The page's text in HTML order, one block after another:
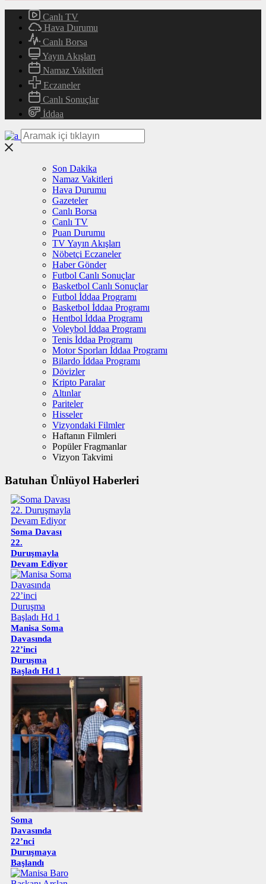
Canlı TV
Hava Durumu
Canlı Borsa
Yayın Akışları
Namaz Vakitleri
Eczaneler
Canlı Sonuçlar
İddaa
Son Dakika
Namaz Vakitleri
Hava Durumu
Gazeteler
Canlı Borsa
Canlı TV
Puan Durumu
TV Yayın Akışları
Nöbetçi Eczaneler
Haber Gönder
Futbol Canlı Sonuçlar
Basketbol Canlı Sonuçlar
Futbol İddaa Programı
Basketbol İddaa Programı
Hentbol İddaa Programı
Voleybol İddaa Programı
Tenis İddaa Programı
Motor Sporları İddaa Programı
Bilardo İddaa Programı
Dövizler
Kripto Paralar
Altınlar
Pariteler
Hisseler
Vizyondaki Filmler
Haftanın Filmleri
Popüler Fragmanlar
Vizyon Takvimi
Batuhan Ünlüyol Haberleri
Soma Davası
22.
Duruşmayla
Devam Ediyor
Manisa Soma
Davasında
22’inci
Duruşma
Başladı Hd 1
Soma
Davasında
22’nci
Duruşmaya
Başlandı